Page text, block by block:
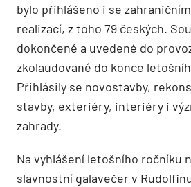
bylo přihlášeno i se
realizací, z toho 79 českých.
dokončené a uvedené do
zkolaudované do konce
Přihlásily se novostavby,
stavby, exteriéry, interiéry i
zahrady.
Na vyhlášení letošního ročníku
slavnostní galavečer v